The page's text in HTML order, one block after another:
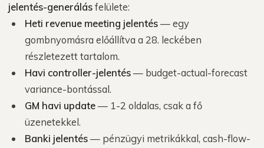
jelentés-generálásfelülete:
Heti revenue meeting jelentés— egy
gombnyomásra előállítva a 28. leckében
részletezett tartalom.
Havi controller-jelentés— budget-actual-forecast
variance-bontással.
GM havi update— 1-2 oldalas, csak a fő
üzenetekkel.
Banki jelentés— pénzügyi metrikákkal, cash-flow-